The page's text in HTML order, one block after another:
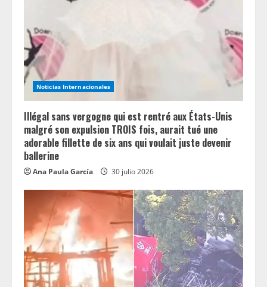
a
d
i
n
g
Noticias Internacionales
Illégal sans vergogne qui est rentré aux États-Unis
malgré son expulsion TROIS fois, aurait tué une
adorable fillette de six ans qui voulait juste devenir
ballerine
Ana Paula García 30 julio 2026